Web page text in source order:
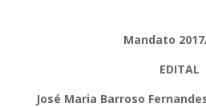
Mandato
EDITAL
José Maria Barroso